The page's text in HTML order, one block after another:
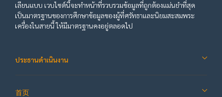
เลียนแบบ เวบไซต์นี้จะทำหน้าที่รวบรวมข้อมูลที่ถูกต้องแม่นยำที่สุด
เป็นมาตรฐานของการศึกษาข้อมูลของผู้ที่ศรัทธาและนิยมสะสมพระ
เครื่องในสายนี้ ให้มีมาตรฐานคงอยู่ตลอดไป
ประธานดำเนินงาน
首页